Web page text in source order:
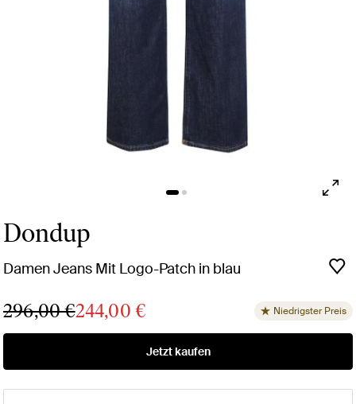
Dondup
Damen Jeans Mit Logo-Patch in blau
296,00 €244,00 € Niedrigster Preis
Jetzt kaufen